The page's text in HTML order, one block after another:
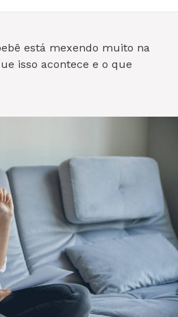
está mexendo muito na
isso acontece e o que